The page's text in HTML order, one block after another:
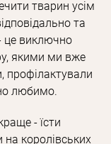
тварин усім
та
це виключно
якими ми вже
профілактували
любимо.
- їсти
на королівських